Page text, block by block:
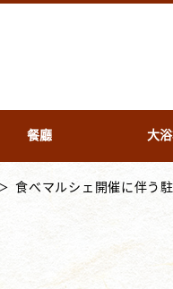
餐廳 大
食べマルシェ開催に伴う